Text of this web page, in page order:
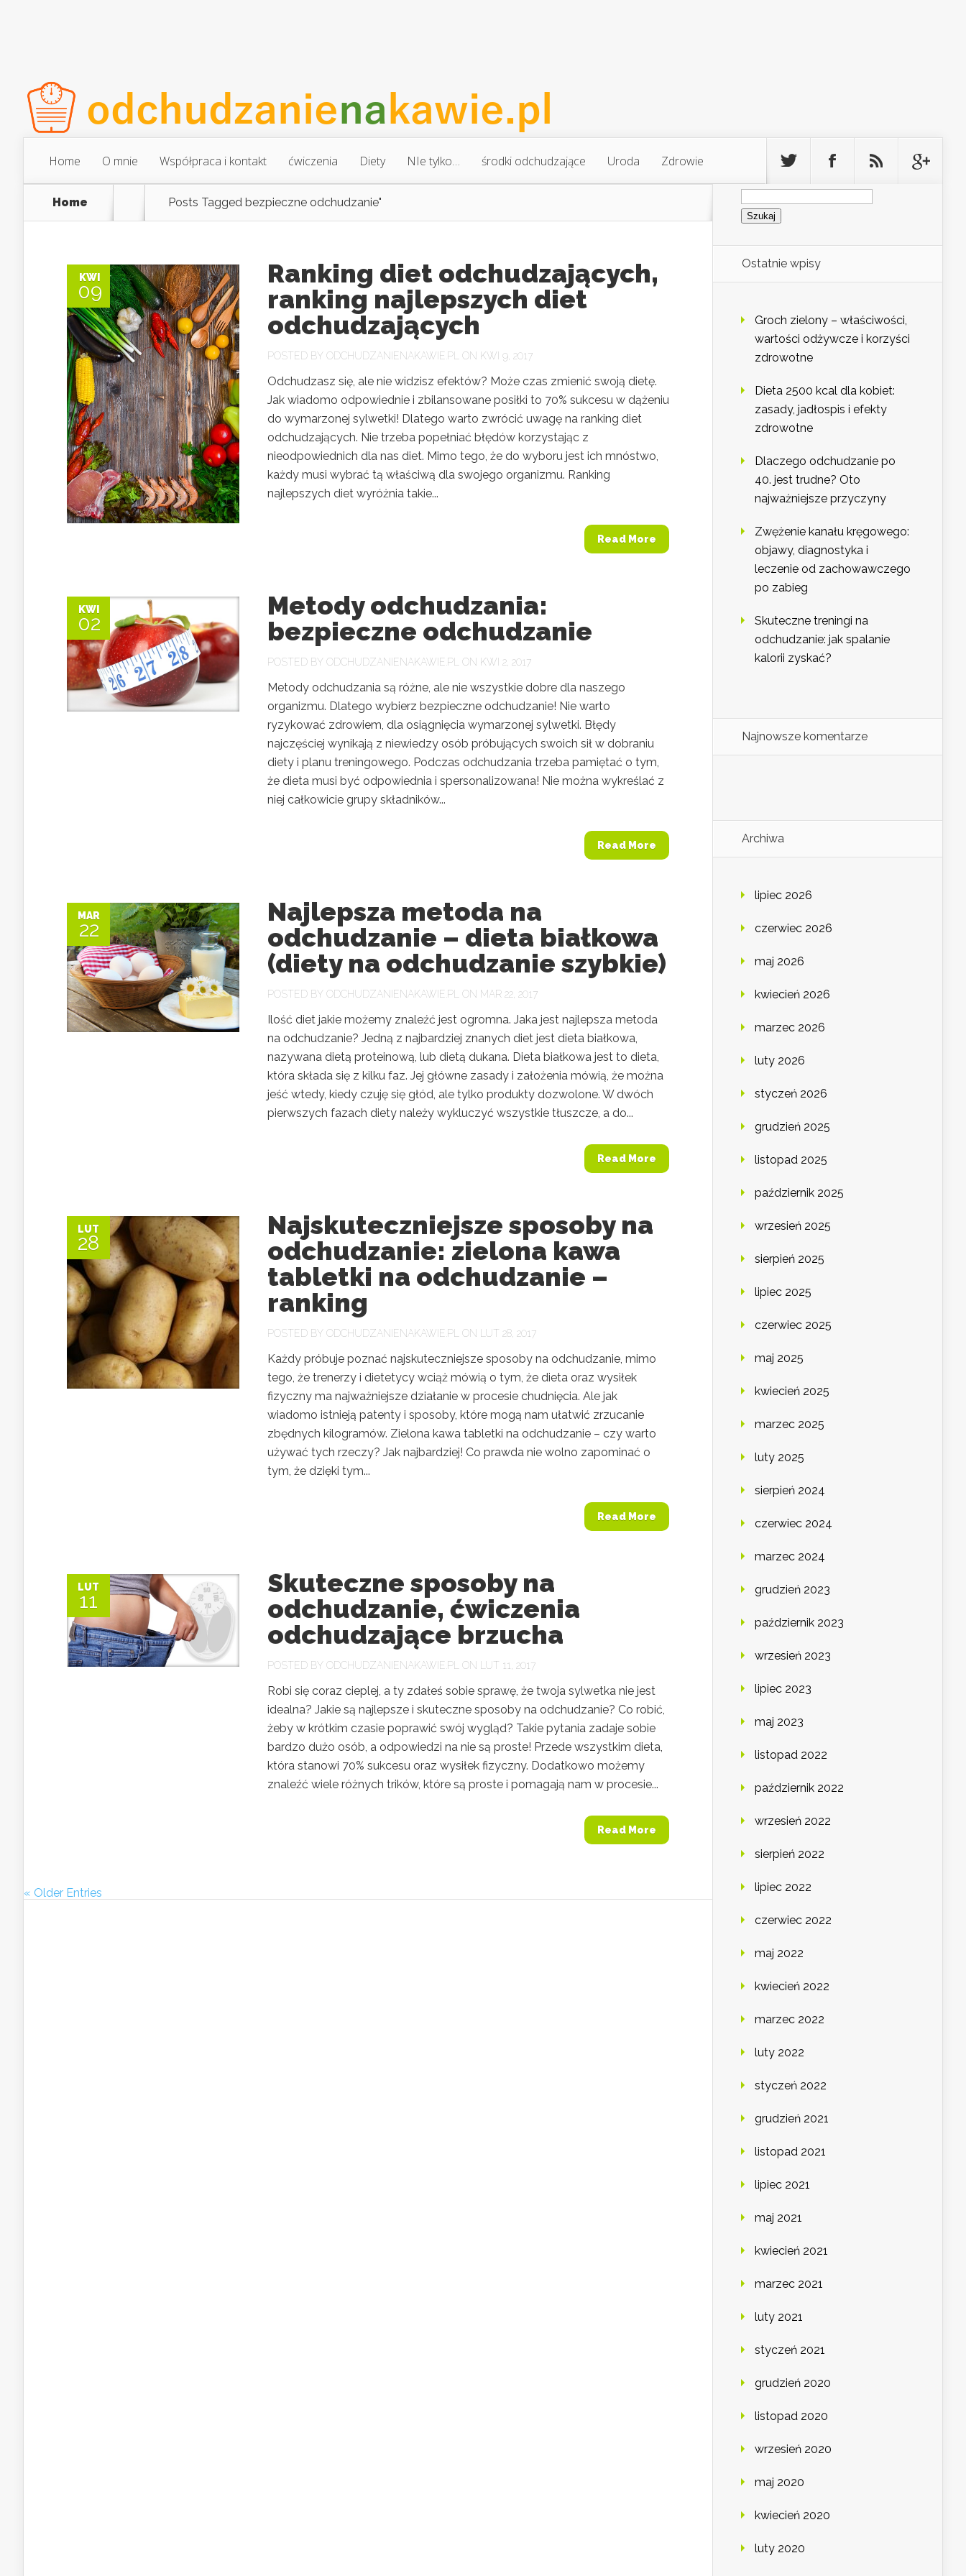
Home O mnie Współpraca i kontakt ćwiczenia Diety NIe tylko… środki odchudzające Uroda Zdrowie
Home Posts Tagged bezpieczne odchudzanie"
KWI
09
Ranking diet odchudzających,
ranking najlepszych diet
odchudzających
POSTED BY ODCHUDZANIENAKAWIE.PL ON KWI 9, 2017
Odchudzasz się, ale nie widzisz efektów? Może czas zmienić swoją dietę.
Jak wiadomo odpowiednie i zbilansowane posiłki to 70% sukcesu w dążeniu
do wymarzonej sylwetki! Dlatego warto zwrócić uwagę na ranking diet
odchudzających. Nie trzeba popełniać błędów korzystając z
nieodpowiednich dla nas diet. Mimo tego, że do wyboru jest ich mnóstwo,
każdy musi wybrać tą właściwą dla swojego organizmu. Ranking
najlepszych diet wyróżnia takie...
Read More
KWI
02
Metody odchudzania:
bezpieczne odchudzanie
POSTED BY ODCHUDZANIENAKAWIE.PL ON KWI 2, 2017
Metody odchudzania są różne, ale nie wszystkie dobre dla naszego
organizmu. Dlatego wybierz bezpieczne odchudzanie! Nie warto
ryzykować zdrowiem, dla osiągnięcia wymarzonej sylwetki. Błędy
najczęściej wynikają z niewiedzy osób próbujących swoich sił w dobraniu
diety i planu treningowego. Podczas odchudzania trzeba pamiętać o tym,
że dieta musi być odpowiednia i spersonalizowana! Nie można wykreślać z
niej całkowicie grupy składników...
Read More
MAR
22
Najlepsza metoda na
odchudzanie – dieta białkowa
(diety na odchudzanie szybkie)
POSTED BY ODCHUDZANIENAKAWIE.PL ON MAR 22, 2017
Ilość diet jakie możemy znaleźć jest ogromna. Jaka jest najlepsza metoda
na odchudzanie? Jedną z najbardziej znanych diet jest dieta białkowa,
nazywana dietą proteinową, lub dietą dukana. Dieta białkowa jest to dieta,
która składa się z kilku faz. Jej główne zasady i założenia mówią, że można
jeść wtedy, kiedy czuję się głód, ale tylko produkty dozwolone. W dwóch
pierwszych fazach diety należy wykluczyć wszystkie tłuszcze, a do...
Read More
LUT
28
Najskuteczniejsze sposoby na
odchudzanie: zielona kawa
tabletki na odchudzanie –
ranking
POSTED BY ODCHUDZANIENAKAWIE.PL ON LUT 28, 2017
Każdy próbuje poznać najskuteczniejsze sposoby na odchudzanie, mimo
tego, że trenerzy i dietetycy wciąż mówią o tym, że dieta oraz wysiłek
fizyczny ma najważniejsze działanie w procesie chudnięcia. Ale jak
wiadomo istnieją patenty i sposoby, które mogą nam ułatwić zrzucanie
zbędnych kilogramów. Zielona kawa tabletki na odchudzanie – czy warto
używać tych rzeczy? Jak najbardziej! Co prawda nie wolno zapominać o
tym, że dzięki tym...
Read More
LUT
11
Skuteczne sposoby na
odchudzanie, ćwiczenia
odchudzające brzucha
POSTED BY ODCHUDZANIENAKAWIE.PL ON LUT 11, 2017
Robi się coraz cieplej, a ty zdałeś sobie sprawę, że twoja sylwetka nie jest
idealna? Jakie są najlepsze i skuteczne sposoby na odchudzanie? Co robić,
żeby w krótkim czasie poprawić swój wygląd? Takie pytania zadaje sobie
bardzo dużo osób, a odpowiedzi na nie są proste! Przede wszystkim dieta,
która stanowi 70% sukcesu oraz wysiłek fizyczny. Dodatkowo możemy
znaleźć wiele różnych trików, które są proste i pomagają nam w procesie...
Read More
« Older Entries
Szukaj:
Ostatnie wpisy
Groch zielony – właściwości,
wartości odżywcze i korzyści
zdrowotne
Dieta 2500 kcal dla kobiet:
zasady, jadłospis i efekty
zdrowotne
Dlaczego odchudzanie po
40. jest trudne? Oto
najważniejsze przyczyny
Zwężenie kanału kręgowego:
objawy, diagnostyka i
leczenie od zachowawczego
po zabieg
Skuteczne treningi na
odchudzanie: jak spalanie
kalorii zyskać?
Najnowsze komentarze
Archiwa
lipiec 2026
czerwiec 2026
maj 2026
kwiecień 2026
marzec 2026
luty 2026
styczeń 2026
grudzień 2025
listopad 2025
październik 2025
wrzesień 2025
sierpień 2025
lipiec 2025
czerwiec 2025
maj 2025
kwiecień 2025
marzec 2025
luty 2025
sierpień 2024
czerwiec 2024
marzec 2024
grudzień 2023
październik 2023
wrzesień 2023
lipiec 2023
maj 2023
listopad 2022
październik 2022
wrzesień 2022
sierpień 2022
lipiec 2022
czerwiec 2022
maj 2022
kwiecień 2022
marzec 2022
luty 2022
styczeń 2022
grudzień 2021
listopad 2021
lipiec 2021
maj 2021
kwiecień 2021
marzec 2021
luty 2021
styczeń 2021
grudzień 2020
listopad 2020
wrzesień 2020
maj 2020
kwiecień 2020
luty 2020